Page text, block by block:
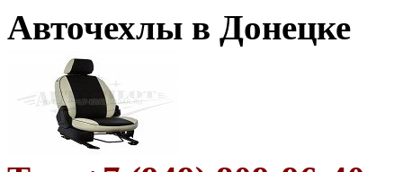
Авточехлы в Донецке